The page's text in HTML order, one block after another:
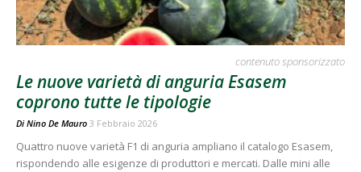
contenuto sponsorizzato
Le nuove varietà di anguria Esasem
coprono tutte le tipologie
Di Nino De Mauro 3 Febbraio 2026
Quattro nuove varietà F1 di anguria ampliano il catalogo Esasem,
rispondendo alle esigenze di produttori e mercati. Dalle mini alle